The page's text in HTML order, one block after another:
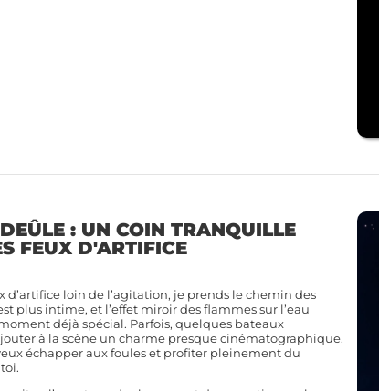
: UN COIN TRANQUILLE
FEUX D'ARTIFICE
d’artifice loin de l’agitation, je prends le chemin des
plus intime, et l’effet miroir des flammes sur l’eau
déjà spécial. Parfois, quelques bateaux
à la scène un charme presque cinématographique.
échapper aux foules et profiter pleinement du